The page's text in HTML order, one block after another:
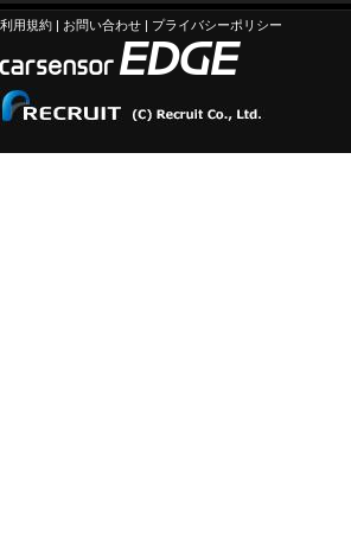
利用規約 | お問い合わせ | プライバシーポリシー